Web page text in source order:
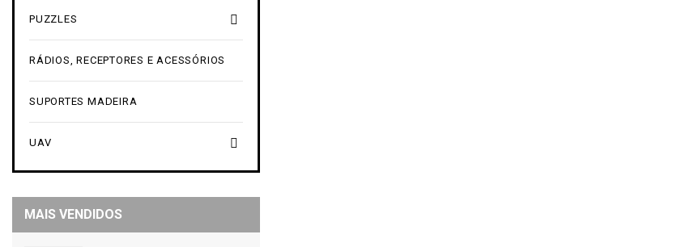

PUZZLES
RÁDIOS, RECEPTORES E ACESSÓRIOS
SUPORTES MADEIRA

UAV
MAIS VENDIDOS